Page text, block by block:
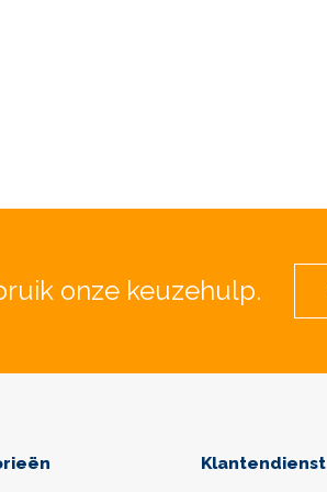
onze keuzehulp.
Klantendienst